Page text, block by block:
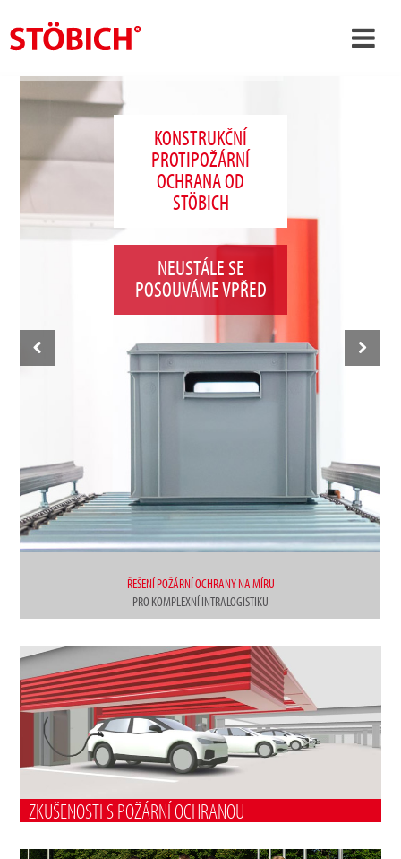
Rešení
Tematické světy
ŘEŠENÍ POŽÁRNÍ OCHRANY NA MÍRU
KONSTRUKČNÍ
PROTIPOŽÁRNÍ
OCHRANA OD
STÖBICH
PRO KOMPLEXNÍ INTRALOGISTIKU
NEUSTÁLE SE
POSOUVÁME VPŘED
ZKUŠENOSTI S POŽÁRNÍ OCHRANOU